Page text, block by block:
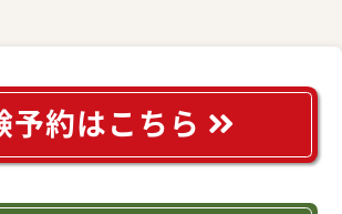
予約はこちら